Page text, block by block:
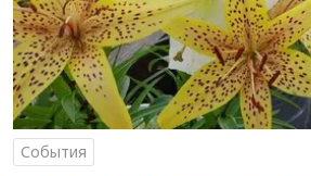
События